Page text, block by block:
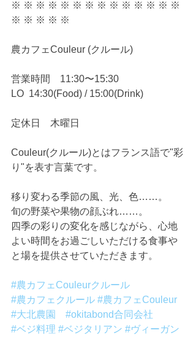
※ ※ ※ ※ ※ ※ ※ ※ ※ ※ ※ ※ ※ ※
※ ※ ※ ※ ※
農カフェCouleur (クルール)
営業時間　11:30〜15:30
LO  14:30(Food) / 15:00(Drink)
定休日　木曜日
Couleur(クルール)とはフランス語で"彩
り"を表す言葉です。
移り変わる季節の風、光、色……。
旬の野菜や果物の顔ぶれ……。
四季の彩りの変化を感じながら、心地
よい時間をお過ごしいただける食事や
と場を提供させていただきます。
#農カフェCouleurクルール
#農カフェクルール #農カフェCouleur
#大北農園
#okitabond合同会社
#ベジ料理 #ベジタリアン #ヴィーガン